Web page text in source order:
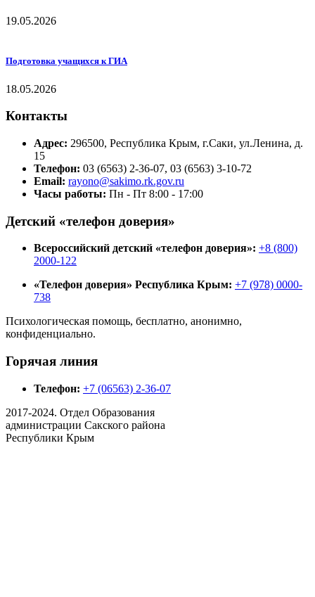
19.05.2026
Подготовка учащихся к ГИА
18.05.2026
Контакты
Адрес: 296500, Республика Крым, г.Саки, ул.Ленина, д.
15
Телефон: 03 (6563) 2-36-07, 03 (6563) 3-10-72
Email: rayono@sakimo.rk.gov.ru
Часы работы: Пн - Пт 8:00 - 17:00
Детский «телефон доверия»
Всероссийский детский «телефон доверия»: +8 (800)
2000-122
«Телефон доверия» Республика Крым: +7 (978) 0000-
738
Психологическая помощь, бесплатно, анонимно,
конфиденциально.
Горячая линия
Телефон: +7 (06563) 2-36-07
2017-2024. Отдел Образования
администрации Сакского района
Республики Крым